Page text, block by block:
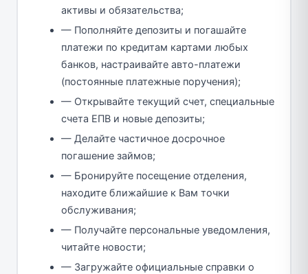
активы и обязательства;
— Пополняйте депозиты и погашайте
платежи по кредитам картами любых
банков, настраивайте авто-платежи
(постоянные платежные поручения);
— Открывайте текущий счет, специальные
счета ЕПВ и новые депозиты;
— Делайте частичное досрочное
погашение займов;
— Бронируйте посещение отделения,
находите ближайшие к Вам точки
обслуживания;
— Получайте персональные уведомления,
читайте новости;
— Загружайте официальные справки о